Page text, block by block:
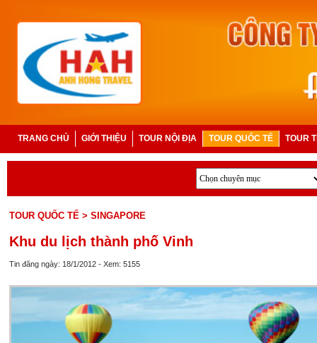
TRANG CHỦ GIỚI THIỆU TOUR NỘI ĐỊA TOUR QUỐC TẾ TOUR
TOUR QUỐC TẾ > SINGAPORE
Khu du lịch thành phố Vinh
Tin đăng ngày: 18/1/2012 - Xem: 5155